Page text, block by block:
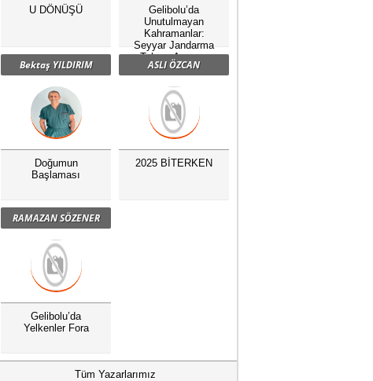
U DÖNÜŞÜ
Gelibolu’da
Unutulmayan
Kahramanlar:
Seyyar Jandarma
Taburu Anması
Bektaş YILDIRIM
Doğumun
Başlaması
ASLI ÖZCAN
2025 BİTERKEN
RAMAZAN SÖZENER
Gelibolu’da
Yelkenler Fora
Tüm Yazarlarımız